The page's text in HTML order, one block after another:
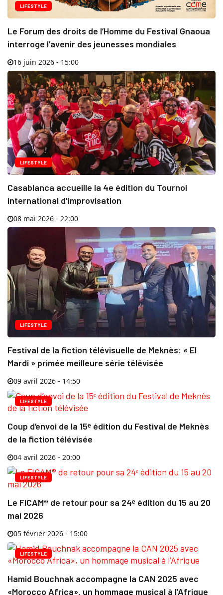
LIFESTYLE
Le Forum des droits de l’Homme du Festival Gnaoua
interroge l’avenir des jeunesses mondiales
16 juin 2026 - 15:00
LIFESTYLE
Casablanca accueille la 4e édition du Tournoi
international d'improvisation
08 mai 2026 - 22:00
LIFESTYLE
Festival de la fiction télévisuelle de Meknès: « El
Mardi » primée meilleure série télévisée
09 avril 2026 - 14:50
LIFESTYLE
Coup d’envoi de la 15ᵉ édition du Festival de Meknès
de la fiction télévisée
04 avril 2026 - 20:00
LIFESTYLE
Le FICAM® de retour pour sa 24ᵉ édition du 15 au 20
mai 2026
05 février 2026 - 15:00
LIFESTYLE
Hamid Bouchnak accompagne la CAN 2025 avec
«Morocco Africa», un hommage musical à l’Afrique